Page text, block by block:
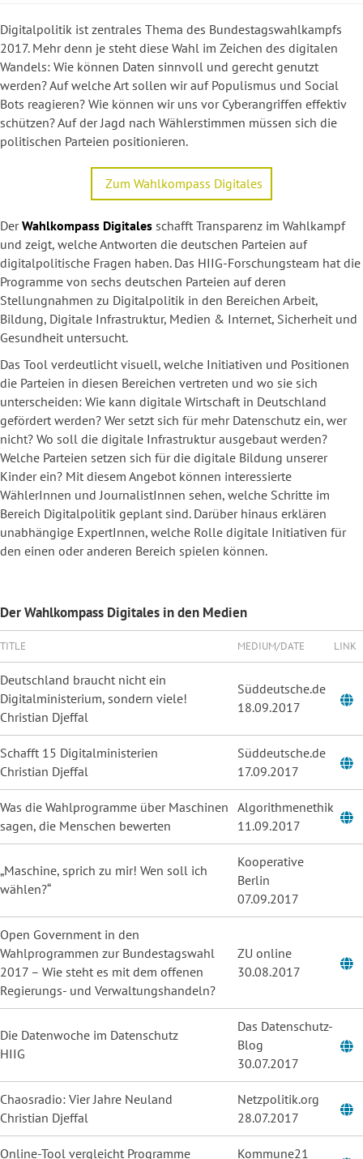
Digitalpolitik ist zentrales Thema des Bundestagswahlkampfs
2017. Mehr denn je steht diese Wahl im Zeichen des digitalen
Wandels: Wie können Daten sinnvoll und gerecht genutzt
werden? Auf welche Art sollen wir auf Populismus und Social
Bots reagieren? Wie können wir uns vor Cyberangriffen effektiv
schützen? Auf der Jagd nach Wählerstimmen müssen sich die
politischen Parteien positionieren.
Zum Wahlkompass Digitales
DerWahlkompass Digitales schafft Transparenz im Wahlkampf
und zeigt, welche Antworten die deutschen Parteien auf
digitalpolitische Fragen haben. Das HIIG-Forschungsteam hat die
Programme von sechs deutschen Parteien auf deren
Stellungnahmen zu Digitalpolitik in den Bereichen Arbeit,
Bildung, Digitale Infrastruktur, Medien & Internet, Sicherheit und
Gesundheit untersucht.
Das Tool verdeutlicht visuell, welche Initiativen und Positionen
die Parteien in diesen Bereichen vertreten und wo sie sich
unterscheiden: Wie kann digitale Wirtschaft in Deutschland
gefördert werden? Wer setzt sich für mehr Datenschutz ein, wer
nicht? Wo soll die digitale Infrastruktur ausgebaut werden?
Welche Parteien setzen sich für die digitale Bildung unserer
Kinder ein? Mit diesem Angebot können interessierte
WählerInnen und JournalistInnen sehen, welche Schritte im
Bereich Digitalpolitik geplant sind. Darüber hinaus erklären
unabhängige ExpertInnen, welche Rolle digitale Initiativen für
den einen oder anderen Bereich spielen können.
Der Wahlkompass Digitales in den Medien
TITLE MEDIUM/DATE LINK
Deutschland braucht nicht ein
Digitalministerium, sondern viele!
Christian Djeffal
Süddeutsche.de
18.09.2017
Schafft 15 Digitalministerien
Christian Djeffal
Süddeutsche.de
17.09.2017
Was die Wahlprogramme über Maschinen
sagen, die Menschen bewerten
Algorithmenethik
11.09.2017
„Maschine, sprich zu mir! Wen soll ich
wählen?“
Kooperative
Berlin
07.09.2017
Open Government in den
Wahlprogrammen zur Bundestagswahl
2017 – Wie steht es mit dem offenen
Regierungs- und Verwaltungshandeln?
ZU online
30.08.2017
Die Datenwoche im Datenschutz
HIIG
Das Datenschutz-
Blog
30.07.2017
Chaosradio: Vier Jahre Neuland
Christian Djeffal
Netzpolitik.org
28.07.2017
Online-Tool vergleicht Programme
Kommune21